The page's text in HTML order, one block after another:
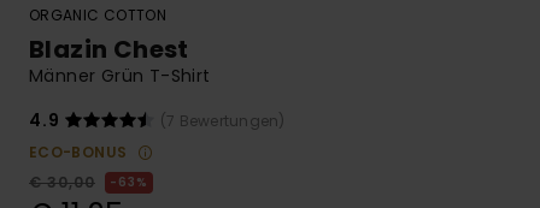
ORGANIC COTTON
Blazin Chest
Männer Grün T-Shirt
4.9
(7 Bewertungen)
ECO-BONUS
€ 30,00
63%